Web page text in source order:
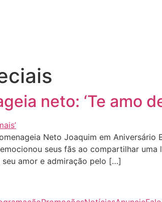
neto: ‘Te amo
Neto Joaquim em Aniversário
seus fãs ao compartilhar uma
amor e admiração pelo […]